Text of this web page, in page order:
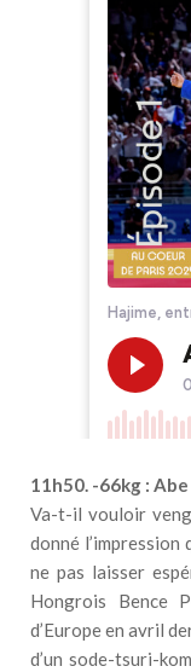
11h50. -66kg :
Va-t-il vouloir
donné
ne pas laisser
Hongrois Bence
d’Europe en avril
d’un sode-tsuri-